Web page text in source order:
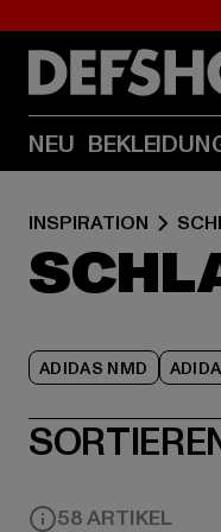
NEU
INSPIRATION
ADIDAS NMD
58 ARTIKEL